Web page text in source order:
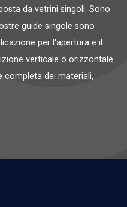
da vetrini singoli. Sono
guide singole sono
per l'apertura e il
verticale o orizzontale
completa dei materiali,